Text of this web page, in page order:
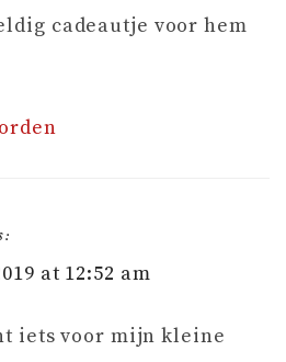
cadeautje voor hem
at 12:52 am
iets voor mijn kleine